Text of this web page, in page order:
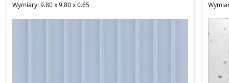
Wymiary: 9.80 x 9.80 x 0.65